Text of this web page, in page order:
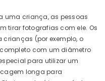
uma criança, as pessoas
tirar fotografias com ele. Os
(por exemplo, o
completo com um diâmetro
para utilizar um
longa para